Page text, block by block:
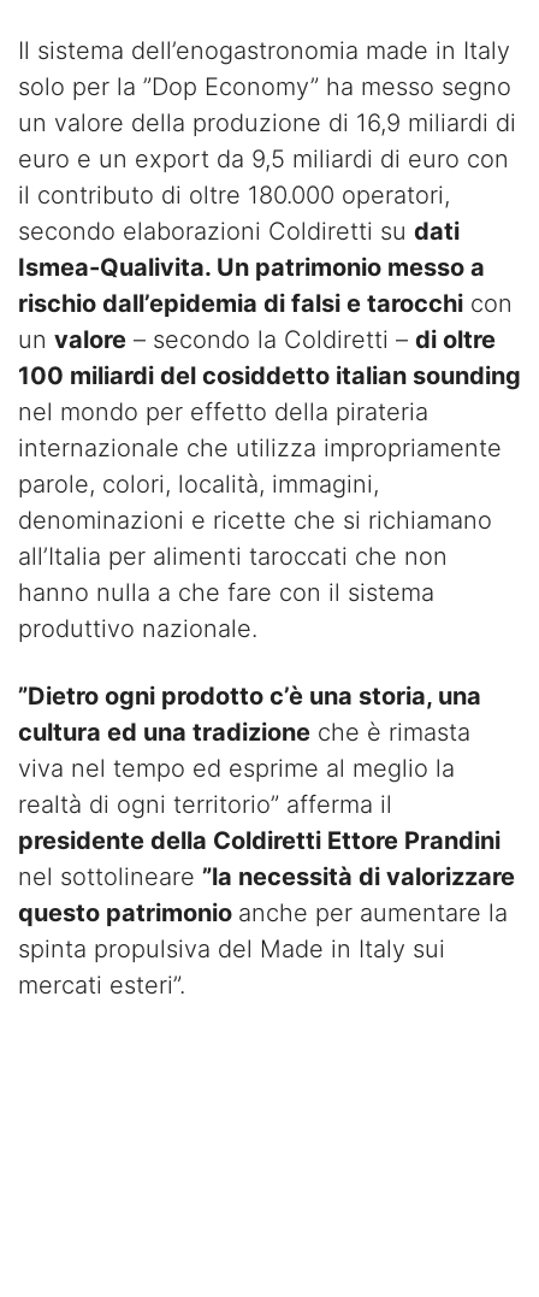
Il sistema dell’enogastronomia made in Italy
solo per la ”Dop Economy” ha messo segno
un valore della produzione di 16,9 miliardi di
euro e un export da 9,5 miliardi di euro con
il contributo di oltre 180.000 operatori,
secondo elaborazioni Coldiretti su dati
Ismea-Qualivita. Un patrimonio messo a
rischio dall’epidemia di falsi e tarocchi con
un valore – secondo la Coldiretti – di oltre
100 miliardi del cosiddetto italian sounding
nel mondo per effetto della pirateria
internazionale che utilizza impropriamente
parole, colori, località, immagini,
denominazioni e ricette che si richiamano
all’Italia per alimenti taroccati che non
hanno nulla a che fare con il sistema
produttivo nazionale.
”Dietro ogni prodotto c’è una storia, una
cultura ed una tradizione che è rimasta
viva nel tempo ed esprime al meglio la
realtà di ogni territorio” afferma il
presidente della Coldiretti Ettore Prandini
nel sottolineare ”la necessità di valorizzare
questo patrimonio anche per aumentare la
spinta propulsiva del Made in Italy sui
mercati esteri”.